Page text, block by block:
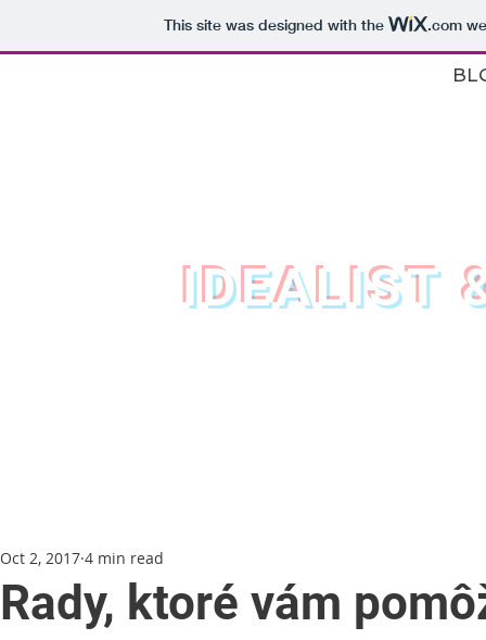
This site was designed with the .com
IDEALIST
Rady, ktoré vám
Oct 2, 2017 4 min read